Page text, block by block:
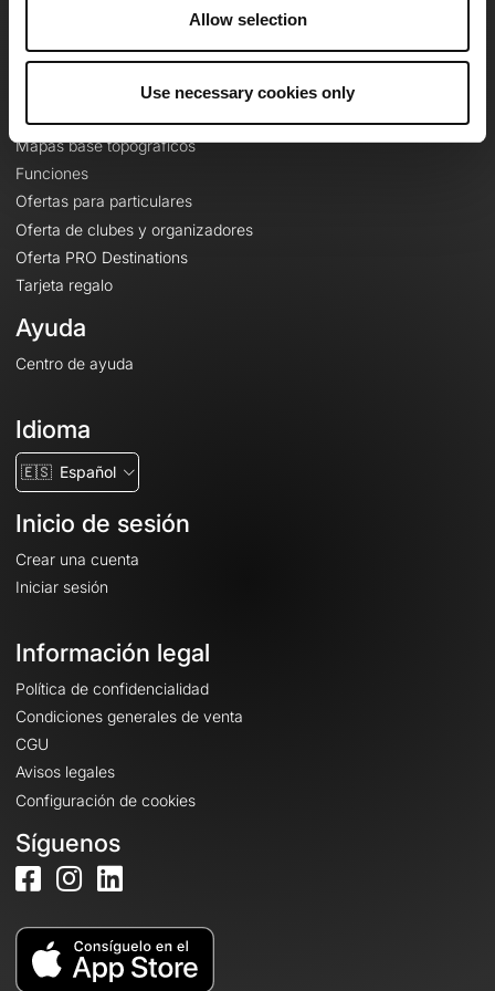
Allow selection
Use necessary cookies only
Le Mag'
Mapas base topográficos
Funciones
Ofertas para particulares
Oferta de clubes y organizadores
Oferta PRO Destinations
Tarjeta regalo
Ayuda
Centro de ayuda
Idioma
🇪🇸 Español
Inicio de sesión
Crear una cuenta
Iniciar sesión
Información legal
Política de confidencialidad
Condiciones generales de venta
CGU
Avisos legales
Configuración de cookies
Síguenos